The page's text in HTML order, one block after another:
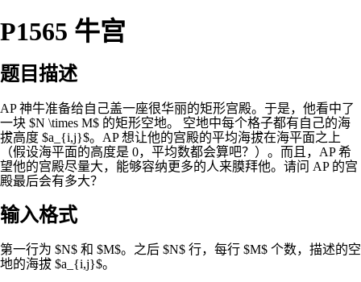
P1565 牛宫
题目描述
AP 神牛准备给自己盖一座很华丽的矩形宫殿。于是，他看中了
一块 $N \times M$ 的矩形空地。 空地中每个格子都有自己的海
拔高度 $a_{i,j}$。AP 想让他的宫殿的平均海拔在海平面之上
（假设海平面的高度是 0，平均数都会算吧？）。而且，AP 希
望他的宫殿尽量大，能够容纳更多的人来膜拜他。请问 AP 的宫
殿最后会有多大？
输入格式
第一行为 $N$ 和 $M$。之后 $N$ 行，每行 $M$ 个数，描述的空
地的海拔 $a_{i,j}$。